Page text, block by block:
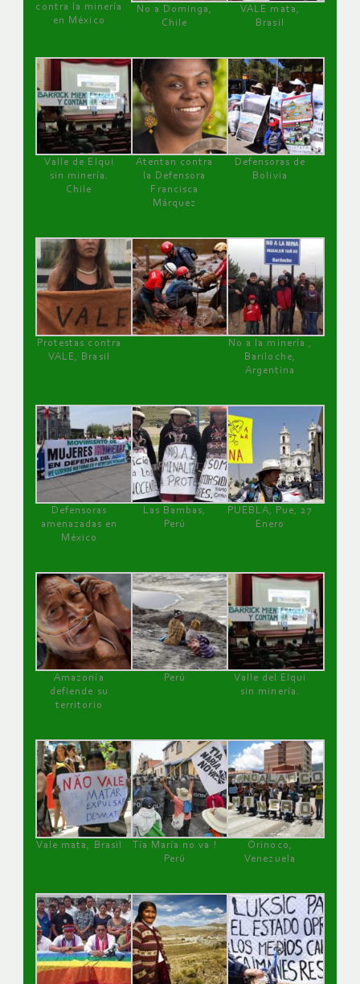
contra la minería
en México
No a Dominga,
Chile
VALE mata,
Brasil
Valle de Elqui
sin minería.
Chile
Atentan contra
la Defensora
Francisca
Márquez
Defensoras de
Bolivia
Protestas contra
VALE, Brasil
No a la minería ,
Bariloche,
Argentina
Defensoras
amenazadas en
México
Las Bambas,
Perú
PUEBLA, Pue, 27
Enero
Amazonía
defiende su
territorio
Perú
Valle del Elqui
sin minería.
Vale mata, Brasil
Tía María no va !
Perú
Orinoco,
Venezuela